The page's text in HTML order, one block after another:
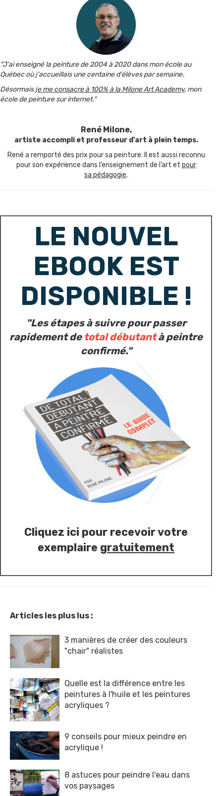
"J'ai enseigné la peinture de 2004 à 2020 dans mon école au
Québec où j'accueillais une centaine d'élèves par semaine.
Désormaisje me consacre à 100% à la Milone Art Academy, mon
école de peinture sur internet."
René Milone,
artiste accompli et professeur d'art à plein temps.
René a remporté des prix pour sa peinture. Il est aussi reconnu
pour son expérience dans l’enseignement de l’art et pour
sa pédagogie.
LE NOUVEL
EBOOK EST
DISPONIBLE !
"Les étapes à suivre pour passer
rapidement de total débutantà peintre
confirmé."
Cliquez ici pour recevoir votre
exemplaire gratuitement
Articles les plus lus :
3 manières de créer des couleurs
"chair" réalistes
Quelle est la différence entre les
peintures à l'huile et les peintures
acryliques ?
9 conseils pour mieux peindre en
acrylique !
8 astuces pour peindre l'eau dans
vos paysages